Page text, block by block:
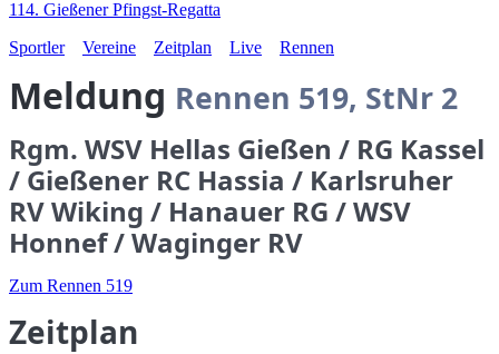
114. Gießener Pfingst-Regatta
Sportler
Vereine Zeitplan Live Rennen
Meldung Rennen 519, StNr 2
Rgm. WSV Hellas Gießen / RG Kassel
/ Gießener RC Hassia / Karlsruher
RV Wiking / Hanauer RG / WSV
Honnef / Waginger RV
Zum Rennen 519
Zeitplan